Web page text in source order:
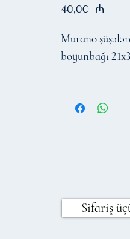
40,00 ₼Price
Murano
boyunbağı
Sifariş